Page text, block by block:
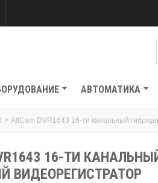
АВТОМАТИКА
> AltCam DVR1643 16-ти канальный
16-ТИ
ВИДЕОРЕГИСТРАТОР